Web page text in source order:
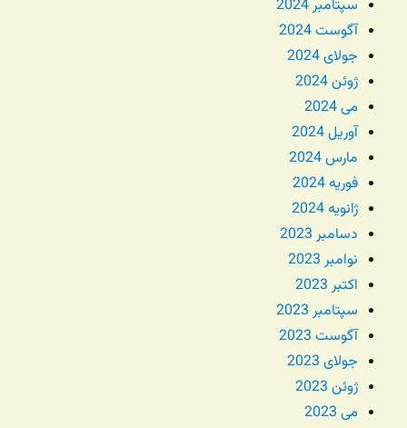
سپتامبر 2024
آگوست 2024
جولای 2024
ژوئن 2024
می 2024
آوریل 2024
مارس 2024
فوریه 2024
ژانویه 2024
دسامبر 2023
نوامبر 2023
اکتبر 2023
سپتامبر 2023
آگوست 2023
جولای 2023
ژوئن 2023
می 2023